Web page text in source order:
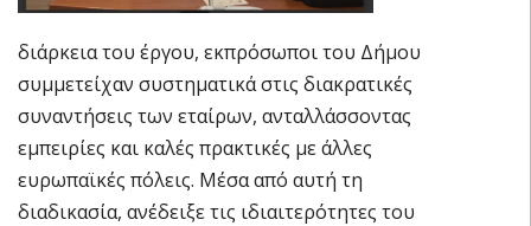
διάρκεια του έργου, εκπρόσωποι του Δήμου
συμμετείχαν συστηματικά στις διακρατικές
συναντήσεις των εταίρων, ανταλλάσσοντας
εμπειρίες και καλές πρακτικές με άλλες
ευρωπαϊκές πόλεις. Μέσα από αυτή τη
διαδικασία, ανέδειξε τις ιδιαιτερότητες του